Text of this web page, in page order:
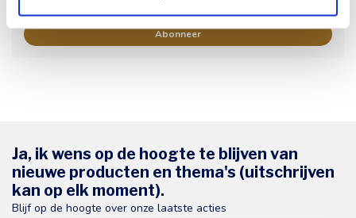
Abonneer
Ja, ik wens op de hoogte te blijven van
nieuwe producten en thema's (uitschrijven
kan op elk moment).
Blijf op de hoogte over onze laatste acties